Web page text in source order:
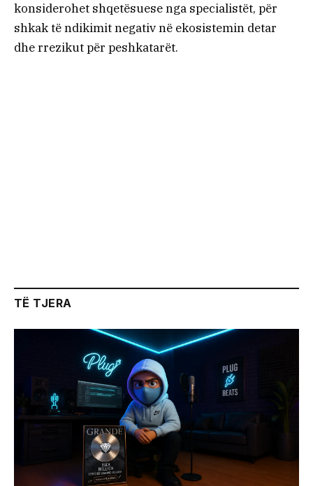
konsiderohet shqetësuese nga specialistët, për
shkak të ndikimit negativ në ekosistemin detar
dhe rrezikut për peshkatarët.
TË TJERA